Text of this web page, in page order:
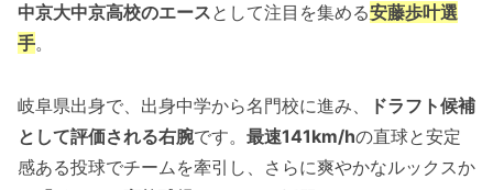
中京大中京高校のエースとして注目を集める安藤歩叶選
手。
岐阜県出身で、出身中学から名門校に進み、
ドラフト候補
として評価される右腕です。 最速141km/hの直球と安定
感ある投球でチームを牽引し、さらに爽やかなルックスか